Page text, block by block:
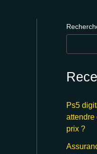
Ps5
attendre
prix ?